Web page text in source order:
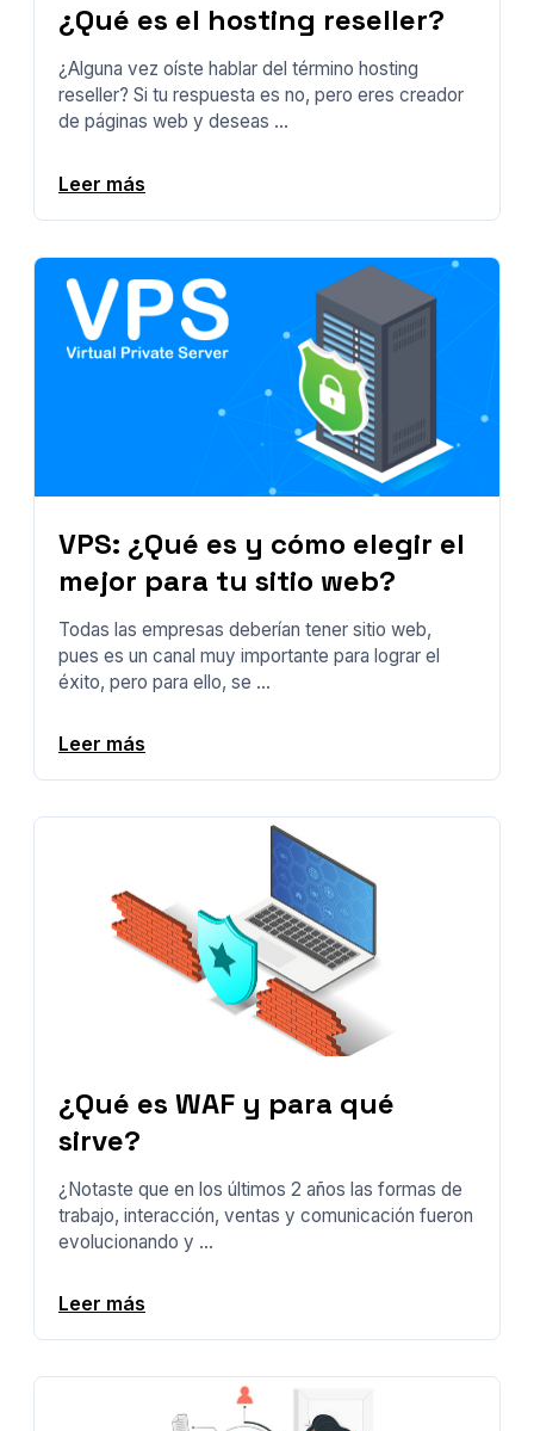
¿Qué es el hosting reseller?
¿Alguna vez oíste hablar del término hosting
reseller? Si tu respuesta es no, pero eres creador
de páginas web y deseas ...
Leer más
VPS: ¿Qué es y cómo elegir el
mejor para tu sitio web?
Todas las empresas deberían tener sitio web,
pues es un canal muy importante para lograr el
éxito, pero para ello, se ...
Leer más
¿Qué es WAF y para qué
sirve?
¿Notaste que en los últimos 2 años las formas de
trabajo, interacción, ventas y comunicación fueron
evolucionando y ...
Leer más